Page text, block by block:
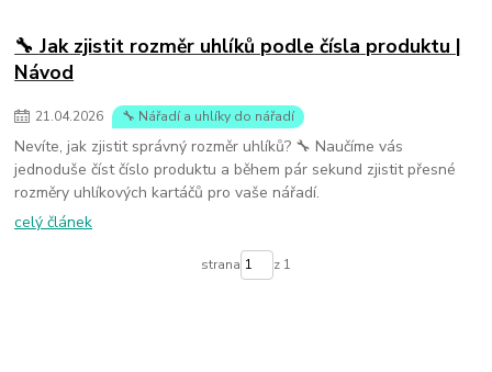
🔧 Jak zjistit rozměr uhlíků podle čísla produktu |
Návod
21.04.2026 🔧 Nářadí a uhlíky do nářadí
Nevíte, jak zjistit správný rozměr uhlíků? 🔧 Naučíme vás
jednoduše číst číslo produktu a během pár sekund zjistit přesné
rozměry uhlíkových kartáčů pro vaše nářadí.
celý článek
strana z 1